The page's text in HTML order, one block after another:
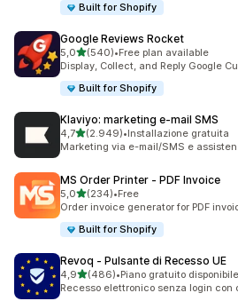
Built for Shopify
Google Reviews Rocket
5,0stelle su 5
(540)
540 recensioni totali
•Free plan available
Display, Collect, and Reply Google
Built for Shopify
Klaviyo: marketing e‑mail SMS
4,7stelle su 5
(2.949)
2949 recensioni totali
•Installazione gratuita
Marketing via e-mail/SMS e
MS Order Printer ‑ PDF Invoice
5,0stelle su 5
(234)
234 recensioni totali
•Free
Order invoice generator for PDF
Built for Shopify
Revoq ‑ Pulsante di Recesso UE
4,9stelle su 5
(486)
486 recensioni totali
•Piano gratuito disponibile
Recesso elettronico senza login con